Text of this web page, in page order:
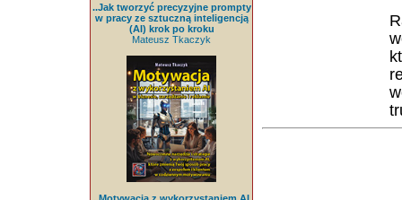
..Jak tworzyć precyzyjne prompty
w pracy ze sztuczną inteligencją
(AI) krok po kroku
Mateusz Tkaczyk